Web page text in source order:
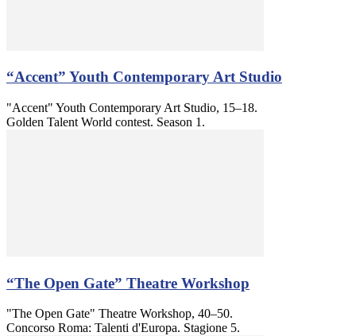
“Accent” Youth Contemporary Art Studio
"Accent" Youth Contemporary Art Studio, 15–18.
Golden Talent World contest. Season 1.
“The Open Gate” Theatre Workshop
"The Open Gate" Theatre Workshop, 40–50.
Concorso Roma: Talenti d'Europa. Stagione 5.